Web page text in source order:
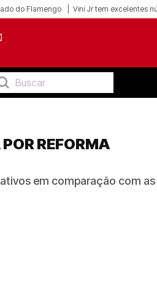
do Flamengo Vini Jr tem excelentes
REFORMA
em comparação com as